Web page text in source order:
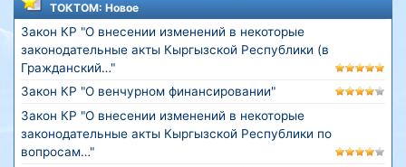
ТОКТОМ: Новое
Закон КР "О внесении изменений в некоторые
законодательные акты Кыргызской Республики (в
Гражданский…"
Закон КР "О венчурном финансировании"
Закон КР "О внесении изменений в некоторые
законодательные акты Кыргызской Республики по
вопросам…"